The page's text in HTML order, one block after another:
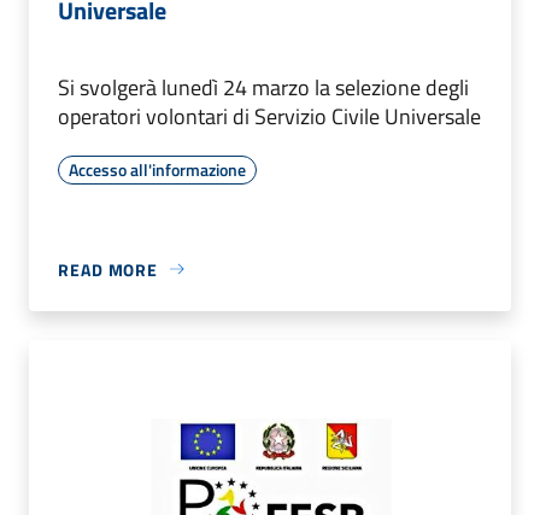
Universale
Si svolgerà lunedì 24 marzo la selezione degli
operatori volontari di Servizio Civile Universale
Accesso all'informazione
READ MORE